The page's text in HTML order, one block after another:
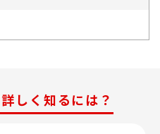
しく知るには？